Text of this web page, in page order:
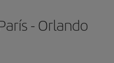
- Orlando